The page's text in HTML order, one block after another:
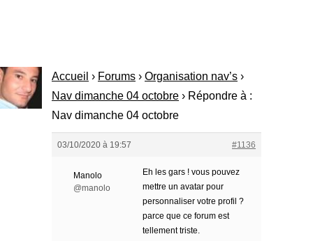
Accueil › Forums › Organisation nav’s ›
Nav dimanche 04 octobre › Répondre à :
Nav dimanche 04 octobre
03/10/2020 à 19:57 #1136
Manolo
@manolo
Eh les gars ! vous pouvez
mettre un avatar pour
personnaliser votre profil ?
parce que ce forum est
tellement triste.